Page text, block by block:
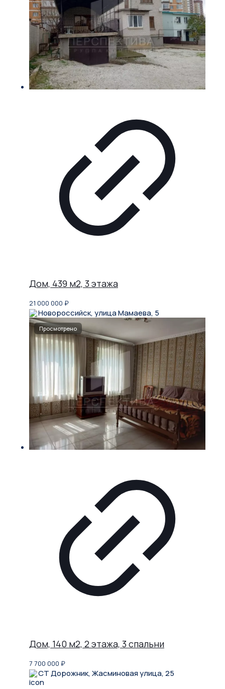
Дом, 439 м2, 3 этажа
21 000 000 ₽
Новороссийск, улица Мамаева, 5
Дом, 140 м2, 2 этажа, 3 спальни
7 700 000 ₽
СТ Дорожник, Жасминовая улица, 25